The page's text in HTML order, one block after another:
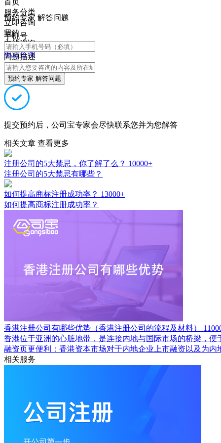
服务分类
立即咨询
我的
在线咨询
电话咨询
预约专家 解答问题
手机号
问题描述
预约专家 解答问题
提交预约后，公司宝专家会尽快联系您并为您解答
相关文章 查看更多
注册公司的5大禁忌，你了解了么？ 10000+
注册公司的5大禁忌有哪些？
如何提高商标注册成功率？ 13000+
如何提高商标注册成功率？
香港注册公司有哪些优势（香港注册公司的流程及材料）
香港位于亚洲的心脏地带，是连接内地与国际市场的桥梁，
融资页更便利：香港资本市场对于内地企业上市融资以及为
相关服务